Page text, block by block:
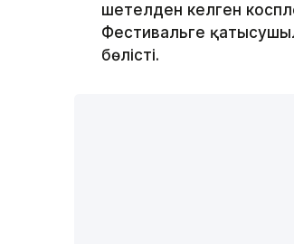
шетелден келген
Фестивальге
бөлісті.